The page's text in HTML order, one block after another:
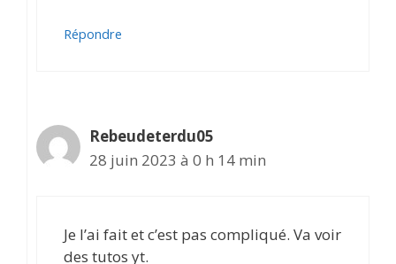
Répondre
Rebeudeterdu05
28 juin 2023 à 0 h 14 min
Je l’ai fait et c’est pas compliqué. Va voir
des tutos yt.